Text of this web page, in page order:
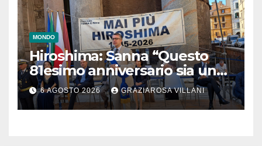
MONDO
Hiroshima: Sanna “Questo
81esimo anniversario sia un
monito per tutti”
6 AGOSTO 2026 GRAZIAROSA VILLANI